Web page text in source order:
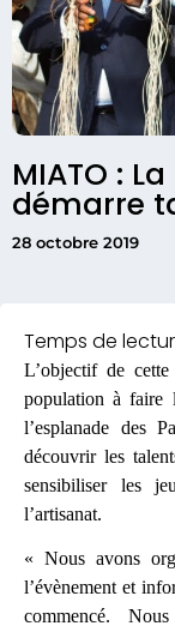
MIATO :
démarre
28 octobre 2019
L’objectif de
population à faire
l’esplanade des
découvrir les
sensibiliser les
l’artisanat.
« Nous avons
l’évènement et
commencé.